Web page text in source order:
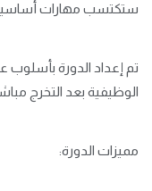
ستكتسب مهارات
تم إعداد الدورة
الوظيفية بعد التخرج
مميزات الدورة: